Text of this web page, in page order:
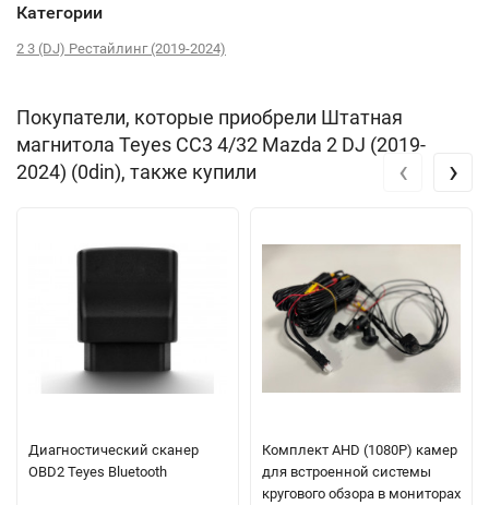
Категории
2 3 (DJ) Рестайлинг (2019-2024)
Покупатели, которые приобрели Штатная
магнитола Teyes CC3 4/32 Mazda 2 DJ (2019-
2024) (0din), также купили
Диагностический сканер
OBD2 Teyes Bluetooth
Комплект AHD (1080P) камер
для встроенной системы
кругового обзора в мониторах
‹ ›